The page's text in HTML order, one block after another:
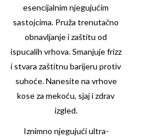
esencijalnim njegujućim
sastojcima. Pruža trenutačno
obnavljanje i zaštitu od
ispucalih vrhova. Smanjuje frizz
i stvara zaštitnu barijeru protiv
suhoće. Nanesite na vrhove
kose za mekoću, sjaj i zdrav
izgled.
Iznimno njegujući ultra-